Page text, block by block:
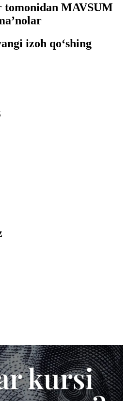
tomonidan MAVSUM
izoh qo‘shing